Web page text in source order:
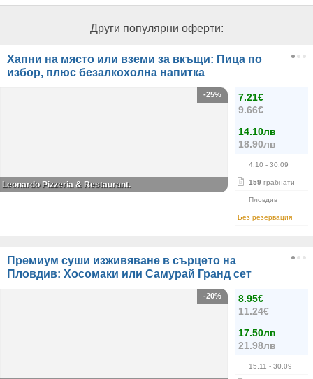
Други популярни оферти:
Хапни на място или вземи за вкъщи: Пица по
избор, плюс безалкохолна напитка
7.21€
9.66€
14.10лв
18.90лв
4.10 - 30.09
159 грабнати
Пловдив
Без резервация
-25%
Leonardo Pizzeria & Restaurant.
Премиум суши изживяване в сърцето на
Пловдив: Хосомаки или Самурай Гранд сет
8.95€
11.24€
17.50лв
21.98лв
15.11 - 30.09
-20%